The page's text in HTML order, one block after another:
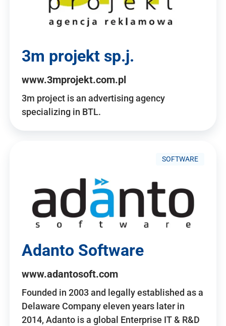
3m projekt sp.j.
www.3mprojekt.com.pl
3m project is an advertising agency
specializing in BTL.
SOFTWARE
Adanto Software
www.adantosoft.com
Founded in 2003 and legally established as a
Delaware Company eleven years later in
2014, Adanto is a global Enterprise IT & R&D